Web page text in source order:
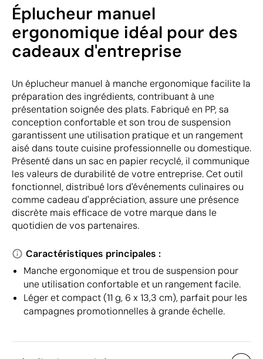
Éplucheur manuel
ergonomique idéal pour des
cadeaux d'entreprise
Un éplucheur manuel à manche ergonomique facilite la
préparation des ingrédients, contribuant à une
présentation soignée des plats. Fabriqué en PP, sa
conception confortable et son trou de suspension
garantissent une utilisation pratique et un rangement
aisé dans toute cuisine professionnelle ou domestique.
Présenté dans un sac en papier recyclé, il communique
les valeurs de durabilité de votre entreprise. Cet outil
fonctionnel, distribué lors d'événements culinaires ou
comme cadeau d'appréciation, assure une présence
discrète mais efficace de votre marque dans le
quotidien de vos partenaires.
Caractéristiques principales :
Manche ergonomique et trou de suspension pour
une utilisation confortable et un rangement facile.
Léger et compact (11 g, 6 x 13,3 cm), parfait pour les
campagnes promotionnelles à grande échelle.